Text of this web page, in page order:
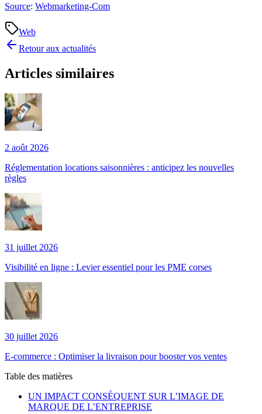
Source: Webmarketing-Com
Web
Retour aux actualités
Articles similaires
2 août 2026
Réglementation locations saisonnières : anticipez les nouvelles
règles
31 juillet 2026
Visibilité en ligne : Levier essentiel pour les PME corses
30 juillet 2026
E-commerce : Optimiser la livraison pour booster vos ventes
Table des matières
UN IMPACT CONSÉQUENT SUR L’IMAGE DE
MARQUE DE L’ENTREPRISE